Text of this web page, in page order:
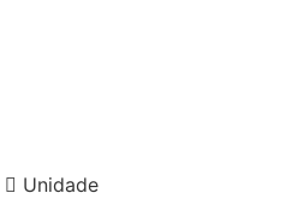
Unidade